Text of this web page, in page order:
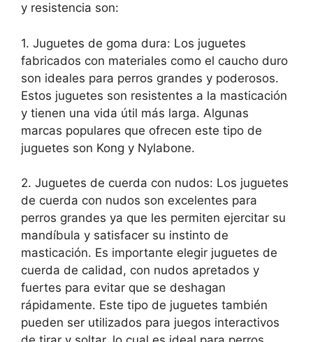
y resistencia son:
1. Juguetes de goma dura: Los juguetes
fabricados con materiales como el caucho duro
son ideales para perros grandes y poderosos.
Estos juguetes son resistentes a la masticación
y tienen una vida útil más larga. Algunas
marcas populares que ofrecen este tipo de
juguetes son Kong y Nylabone.
2. Juguetes de cuerda con nudos: Los juguetes
de cuerda con nudos son excelentes para
perros grandes ya que les permiten ejercitar su
mandíbula y satisfacer su instinto de
masticación. Es importante elegir juguetes de
cuerda de calidad, con nudos apretados y
fuertes para evitar que se deshagan
rápidamente. Este tipo de juguetes también
pueden ser utilizados para juegos interactivos